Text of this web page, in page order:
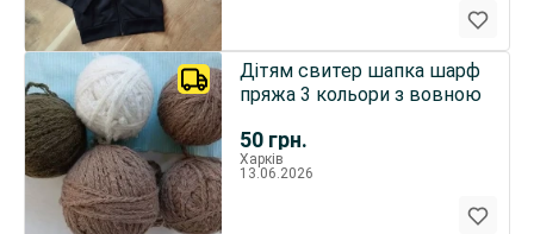
50 грн.
Дітям свитер шапка шарф
пряжа 3 кольори з вовною
Харків
13.06.2026